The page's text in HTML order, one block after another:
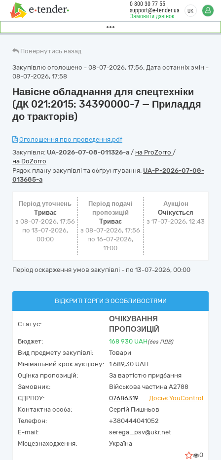
Замовити дзвінок
0 800 30 77 55
support@e-tender.ua
UK
Повернутись назад
Закупівлю оголошено - 08-07-2026, 17:56. Дата останніх змін -
08-07-2026, 17:58
Навісне обладнання для спецтехніки
(ДК 021:2015: 34390000-7 — Приладдя
до тракторів)
Оголошення про проведення.pdf
Закупівля: UA-2026-07-08-011326-a / на ProZorro /
на DoZorro
Рядок плану закупівлі та обґрунтування: UA-P-2026-07-08-
013685-a
Період уточнень
Триває
з 08-07-2026, 17:56
по 13-07-2026,
00:00
Період подачі
пропозицій
Триває
з 08-07-2026, 17:56
по 16-07-2026,
11:00
Аукціон
Очікується
з17-07-2026, 12:43
Період оскарження умов закупівлі - по 13-07-2026, 00:00
ВІДКРИТІ ТОРГИ З ОСОБЛИВОСТЯМИ
Статус:
ОЧІКУВАННЯ
ПРОПОЗИЦІЙ
Бюджет: 168 930 UAH(без ПДВ)
Вид предмету закупівлі:
Товари
Мінімальний крок аукціону:
1 689,30 UAH
Оцінка пропозицій:
За вартістю придбання
Замовник:
Військова частина А2788
ЄДРПОУ:
07686319
Досьє YouControl
Контактна особа:
Сергій Пишньов
Телефон:
+380444041052
E-mail:
serega_psv@ukr.net
Місцезнаходження:
Україна
0